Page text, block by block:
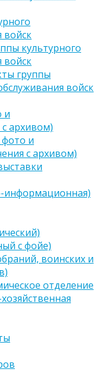
войск
культурного
войск
группы
войск
и
архивом)
фото и
с архивом)
информационная)
с фойе)
воинских и
отделение